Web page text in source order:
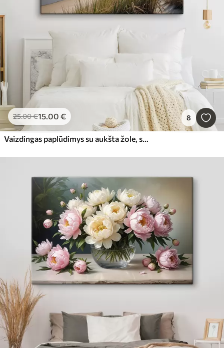
25.00€15.00 € 8
Vaizdingas paplūdimys su aukšta žole, siūbuojančia vėjyje, su vaizdu į vandenyną su bangomis ir debesuotu dangumi